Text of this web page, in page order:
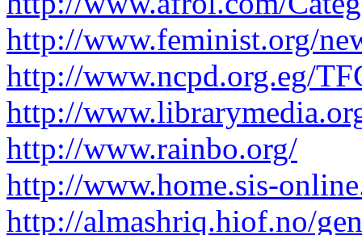
http://www.feminist.org/
http://www.ncpd.org.eg/
http://
http://www.rainbo.org/
http://www.home.sis-
http://almashriq.hiof.no/